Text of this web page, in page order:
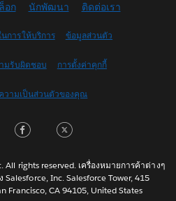
(UK)
(US)
(Canada)
(France)
日本語
อก นักพัฒนา ติดต่อเรา
การให้บริการ ข้อมูลส่วนตัว
มรับผิดชอบ การตั้งค่าคุกกี้
วามเป็นส่วนตัวของคุณ
LinkedInFacebook
rights reserved. เครื่องหมายการค้าต่างๆ
Salesforce, Inc. Salesforce Tower, 415
Francisco, CA 94105, United States